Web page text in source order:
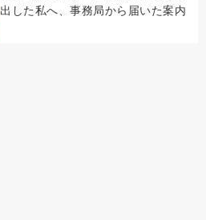
出した私へ、事務局から届いた案内